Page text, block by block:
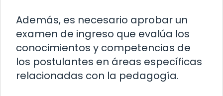
Además, es necesario aprobar un
examen de ingreso que evalúa los
conocimientos y competencias de
los postulantes en áreas específicas
relacionadas con la pedagogía.